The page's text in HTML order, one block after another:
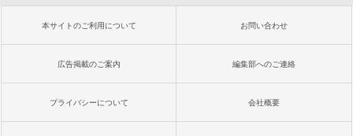
本サイトのご利用について お問い合わせ
広告掲載のご案内 編集部へのご連絡
プライバシーについて 会社概要